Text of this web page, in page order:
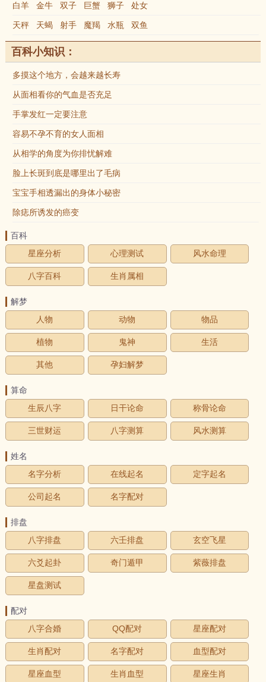
白羊 金牛 双子 巨蟹 狮子 处女
天秤 天蝎 射手 魔羯 水瓶 双鱼
百科小知识：
多摸这个地方，会越来越长寿
从面相看你的气血是否充足
手掌发红一定要注意
容易不孕不育的女人面相
从相学的角度为你排忧解难
脸上长斑到底是哪里出了毛病
宝宝手相透漏出的身体小秘密
除痣所诱发的癌变
百科
星座分析
心理测试 风水命理
八字百科 生肖属相
解梦
人物
动物 物品
植物 鬼神 生活
其他 孕妇解梦
算命
生辰八字
日干论命 称骨论命
三世财运 八字测算 风水测算
姓名
名字分析
在线起名 定字起名
公司起名 名字配对
排盘
八字排盘
六壬排盘 玄空飞星
六爻起卦 奇门遁甲 紫薇排盘
星盘测试
配对
八字合婚
QQ配对 星座配对
生肖配对 名字配对 血型配对
星座血型 生肖血型 星座生肖